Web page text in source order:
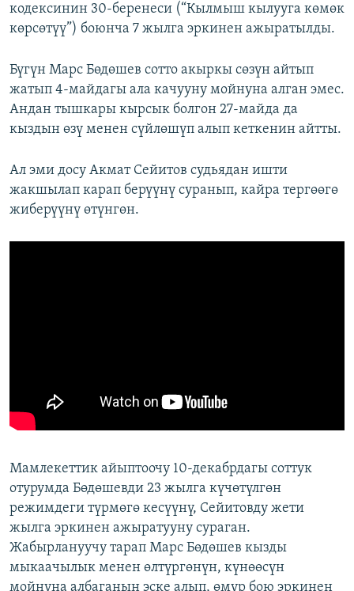
кодексинин 30-беренеси (“Кылмыш кылууга көмөк
көрсөтүү”) боюнча 7 жылга эркинен ажыратылды.
Бүгүн Марс Бөдөшев сотто акыркы сөзүн айтып
жатып 4-майдагы ала качууну мойнуна алган эмес.
Андан тышкары кырсык болгон 27-майда да
кыздын өзү менен сүйлөшүп алып кеткенин айтты.
Ал эми досу Акмат Сейитов судьядан ишти
жакшылап карап берүүнү суранып, кайра тергөөгө
жиберүүнү өтүнгөн.
Мамлекеттик айыптоочу 10-декабрдагы соттук
отурумда Бөдөшевди 23 жылга күчөтүлгөн
режимдеги түрмөгө кесүүнү, Сейитовду жети
жылга эркинен ажыратууну сураган.
Жабырлануучу тарап Марс Бөдөшев кызды
мыкаачылык менен өлтүргөнүн, күнөөсүн
мойнуна албаганын эске алып, өмүр бою эркинен